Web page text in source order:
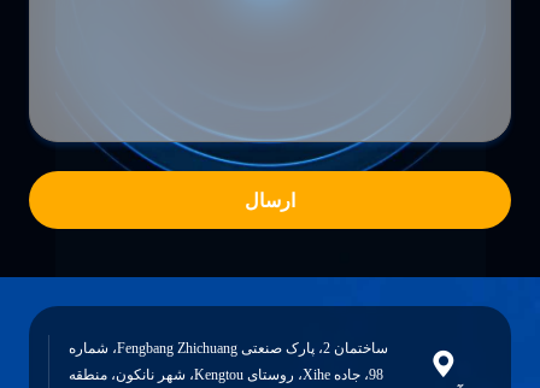
ارسال
ساختمان 2، پارک صنعتی Fengbang Zhichuang، شماره
98، جاده Xihe، روستای Kengtou، شهر نانکون، منطقه